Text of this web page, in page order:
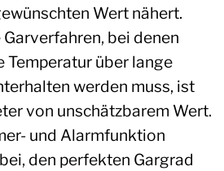
Wert nähert.
bei denen
Temperatur über lange
werden muss, ist
von unschätzbarem Wert.
und Alarmfunktion
den perfekten Gargrad